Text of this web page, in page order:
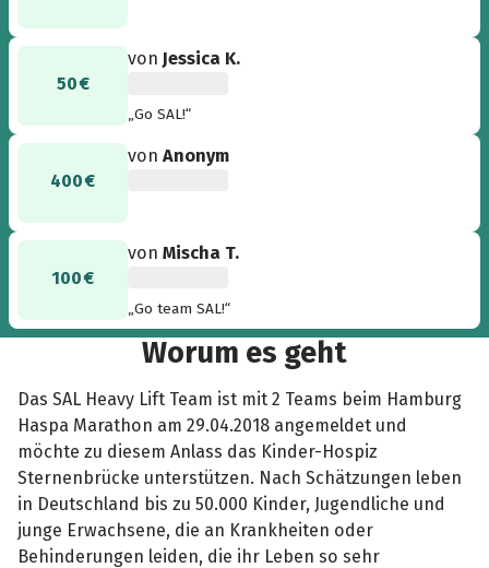
50 €
von Jessica K.
„Go SAL!“
400 €
vonAnonym
100 €
vonMischa T.
„Go team SAL!“
Worum es geht
Das SAL Heavy Lift Team ist mit 2 Teams beim Hamburg
Haspa Marathon am 29.04.2018 angemeldet und
möchte zu diesem Anlass das Kinder-Hospiz
Sternenbrücke unterstützen. Nach Schätzungen leben
in Deutschland bis zu 50.000 Kinder, Jugendliche und
junge Erwachsene, die an Krankheiten oder
Behinderungen leiden, die ihr Leben so sehr